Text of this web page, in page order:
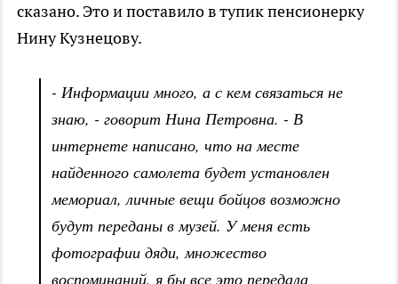
сказано. Это и поставило в тупик пенсионерку
Нину Кузнецову.
- Информации много, а с кем связаться не
знаю, - говорит Нина Петровна. - В
интернете написано, что на месте
найденного самолета будет установлен
мемориал, личные вещи бойцов возможно
будут переданы в музей. У меня есть
фотографии дяди, множество
воспоминаний, я бы все это передала